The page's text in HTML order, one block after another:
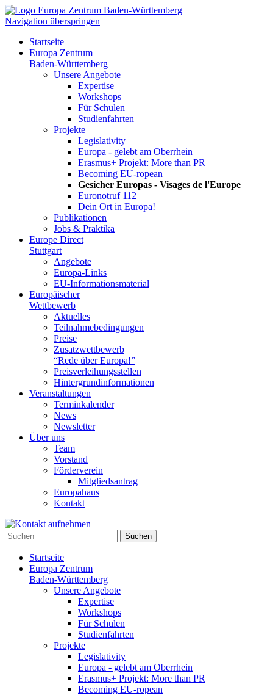
Navigation überspringen
Startseite
Europa Zentrum
Baden-Württemberg
Unsere Angebote
Expertise
Workshops
Für Schulen
Studienfahrten
Projekte
Legislativity
Europa - gelebt am Oberrhein
Erasmus+ Projekt: More than PR
Becoming EU-ropean
Gesicher Europas - Visages de l'Europe
Euronotruf 112
Dein Ort in Europa!
Publikationen
Jobs & Praktika
Europe Direct
Stuttgart
Angebote
Europa-Links
EU-Informationsmaterial
Europäischer
Wettbewerb
Aktuelles
Teilnahme­bedingungen
Preise
Zusatzwettbewerb
“Rede über Europa!”
Preisverleihungsstellen
Hintergrundinformationen
Veranstaltungen
Terminkalender
News
Newsletter
Über uns
Team
Vorstand
Förderverein
Mitgliedsantrag
Europahaus
Kontakt
Suchen
Startseite
Europa Zentrum
Baden-Württemberg
Unsere Angebote
Expertise
Workshops
Für Schulen
Studienfahrten
Projekte
Legislativity
Europa - gelebt am Oberrhein
Erasmus+ Projekt: More than PR
Becoming EU-ropean